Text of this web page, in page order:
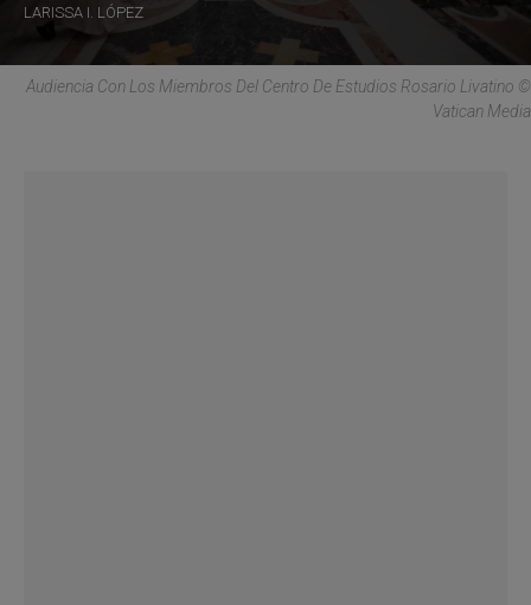
LARISSA I. LÓPEZ
Audiencia Con Los Miembros Del Centro De Estudios Rosario Livatino ©
Vatican Media